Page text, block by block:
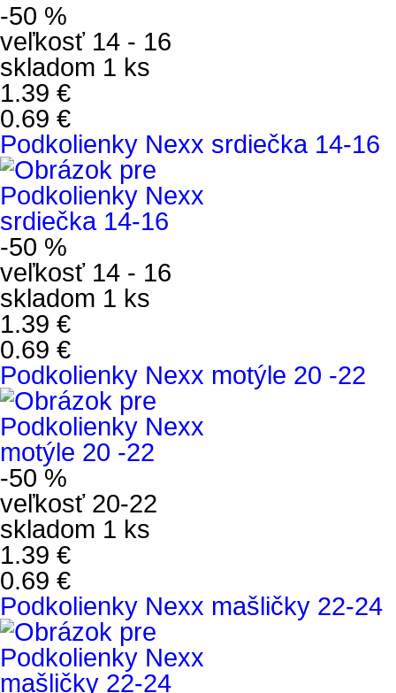
-50 %
veľkosť 14 - 16
skladom 1 ks
1.39 €
0.69 €
Podkolienky Nexx srdiečka 14-16
-50 %
veľkosť 14 - 16
skladom 1 ks
1.39 €
0.69 €
Podkolienky Nexx motýle 20 -22
-50 %
veľkosť 20-22
skladom 1 ks
1.39 €
0.69 €
Podkolienky Nexx mašličky 22-24